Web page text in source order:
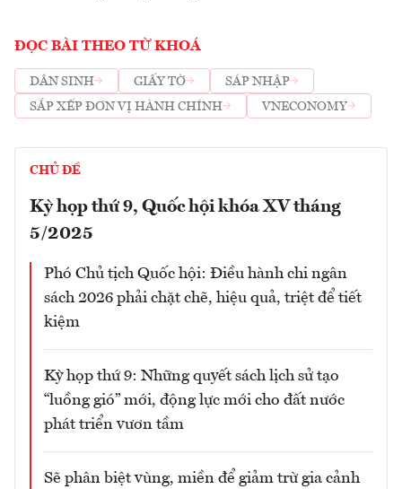
ĐỌC BÀI THEO TỪ KHOÁ
DÂN SINH GIẤY TỜ
SÁP NHẬP
SẮP XẾP ĐƠN VỊ HÀNH CHÍNH
VNECONOMY
CHỦ ĐỀ
Kỳ họp thứ 9, Quốc hội khóa XV tháng
5/2025
Phó Chủ tịch Quốc hội: Điều hành chi ngân
sách 2026 phải chặt chẽ, hiệu quả, triệt để tiết
kiệm
Kỳ họp thứ 9: Những quyết sách lịch sử tạo
“luồng gió” mới, động lực mới cho đất nước
phát triển vươn tầm
Sẽ phân biệt vùng, miền để giảm trừ gia cảnh